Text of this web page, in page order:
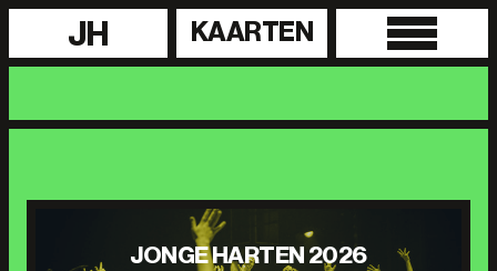
JH KAARTEN
JONGE HARTEN 2026